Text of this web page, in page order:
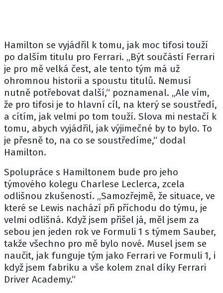
Hamilton se vyjádřil k tomu, jak moc tifosi touží
po dalším titulu pro Ferrari. „Být součástí Ferrari
je pro mě velká čest, ale tento tým má už
ohromnou historii a spoustu titulů. Nemusí
nutně potřebovat další,“ poznamenal. „Ale vím,
že pro tifosi je to hlavní cíl, na který se soustředí,
a cítím, jak velmi po tom touží. Slova mi nestačí k
tomu, abych vyjádřil, jak výjimečné by to bylo. To
je přesně to, na co se soustředíme,“ dodal
Hamilton.
Spolupráce s Hamiltonem bude pro jeho
týmového kolegu Charlese Leclerca, zcela
odlišnou zkušeností. „Samozřejmě, že situace, ve
které se Lewis nachází při příchodu do týmu, je
velmi odlišná. Když jsem přišel já, měl jsem za
sebou jen jeden rok ve Formuli 1 s týmem Sauber,
takže všechno pro mě bylo nové. Musel jsem se
naučit, jak funguje tým jako Ferrari ve Formuli 1, i
když jsem fabriku a vše kolem znal díky Ferrari
Driver Academy.“